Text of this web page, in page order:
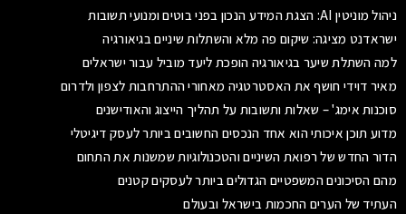
ניהול מוניטין AI: הצגת המידע הנכון בפני בוטים ומנועי תשובות
ישראדנט מציגה: שיקום פה מלא והשתלות שיניים בגיאורגיה
למה השתלת שיער בגיאורגיה הופכת ליעד מוביל עבור ישראלים
מאיר דוידי חושף את האסטרטגיה מאחורי ההתרחבות לצפון ולדרום
סוכנות אימג' – שאלות ותשובות על תהליך הייצוג והאודישנים
מדוע תוכן איכותי הוא אחד הנכסים החשובים ביותר לעסק דיגיטלי
הדור החדש של רפואת השיניים והטכנולוגיות שמשנות את התחום
מהם הסיכונים המשפטיים הגדולים ביותר לעסקים קטנים
העתיד של הערים החכמות בישראל ובעולם